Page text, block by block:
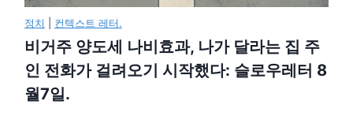
정치 컨텍스트 레터.
비거주 양도세 나비효과, 나가 달라는 집 주
인 전화가 걸려오기 시작했다: 슬로우레터 8
월7일.